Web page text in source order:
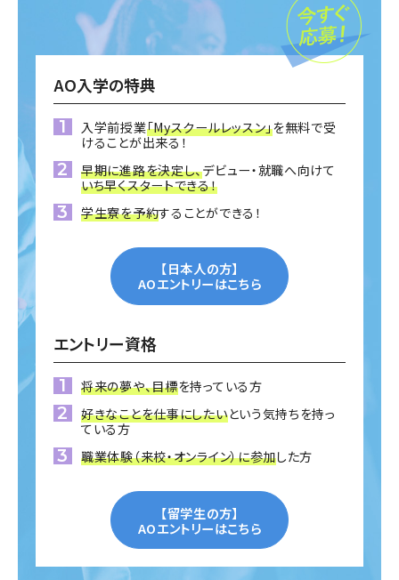
AO入学の特典
入学前授業「Myスクールレッスン」を無料で受
けることが出来る！
早期に進路を決定し、デビュー・就職へ向けて
いち早くスタートできる！
学生寮を予約することができる！
【日本人の方】
AOエントリーはこちら
エントリー資格
将来の夢や、目標を持っている方
好きなことを仕事にしたいという気持ちを持っ
ている方
職業体験（来校・オンライン）に参加した方
【留学生の方】
AOエントリーはこちら